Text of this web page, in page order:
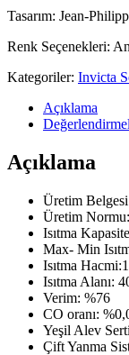
Tasarım: Jean-
Renk Seçenekleri:
Kategoriler: Invicta
Açıklama
Açıklama
Üretim
Üretim Normu:
Isıtma
Max- Min
Isıtma
Isıtma Alanı:
Verim: %76
CO oranı:
Yeşil Alev
Çift Yanma